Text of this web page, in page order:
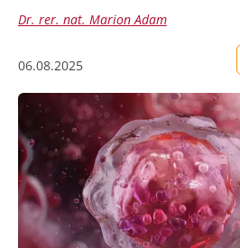
Dr. rer. nat. Marion Adam
06.08.2025